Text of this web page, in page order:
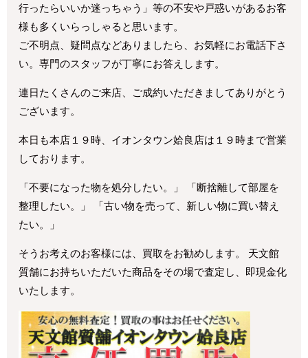
行ったらいいか迷っちゃう」等の不安や戸惑いがあるお客
様も多くいらっしゃると思います。
ご不明点、疑問点などありましたら、お気軽にお電話下さ
い。専門のスタッフが丁寧にお答えします。
連日たくさんのご来店、ご成約いただきましてありがとう
ございます。
本日も本店１９時、イオンタウン姶良店は１９時まで営業
しております。
「不要になった物を処分したい。」 「断捨離して部屋を
整理したい。」 「古い物を売って、新しい物に買い替え
たい。」
そうお考えのお客様には、買取をお勧めします。 天文館
質舗にお持ちいただいた商品をその場で査定し、即現金化
いたします。